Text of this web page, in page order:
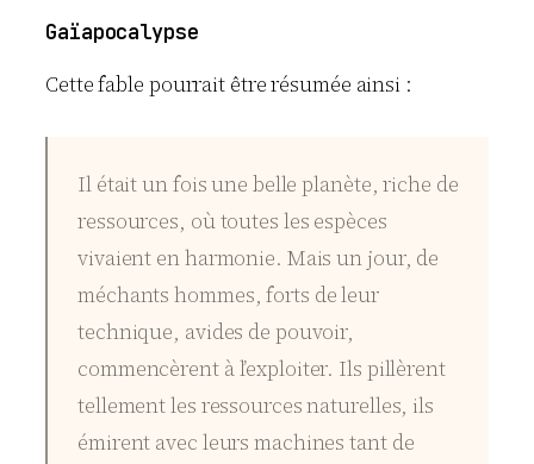
Gaïapocalypse
Cette fable pourrait être résumée ainsi :
Il était un fois une belle planète, riche de
ressources, où toutes les espèces
vivaient en harmonie. Mais un jour, de
méchants hommes, forts de leur
technique, avides de pouvoir,
commencèrent à l’exploiter. Ils pillèrent
tellement les ressources naturelles, ils
émirent avec leurs machines tant de